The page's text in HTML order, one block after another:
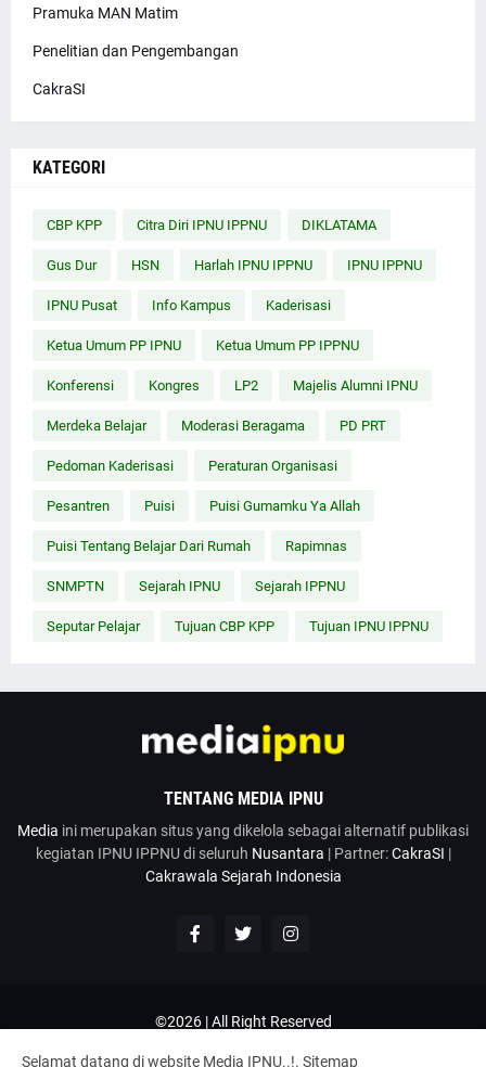
Pramuka MAN Matim
Penelitian dan Pengembangan
CakraSI
KATEGORI
CBP KPP Citra Diri IPNU IPPNU DIKLATAMA
Gus Dur HSN Harlah IPNU IPPNU IPNU IPPNU
IPNU Pusat Info Kampus Kaderisasi
Ketua Umum PP IPNU Ketua Umum PP IPPNU
Konferensi Kongres LP2 Majelis Alumni IPNU
Merdeka Belajar Moderasi Beragama PD PRT
Pedoman Kaderisasi Peraturan Organisasi
Pesantren Puisi Puisi Gumamku Ya Allah
Puisi Tentang Belajar Dari Rumah Rapimnas
SNMPTN Sejarah IPNU Sejarah IPPNU
Seputar Pelajar Tujuan CBP KPP Tujuan IPNU IPPNU
TENTANG MEDIA IPNU
Media ini merupakan situs yang dikelola sebagai alternatif publikasi
kegiatan IPNU IPPNU di seluruh Nusantara | Partner:CakraSI |
Cakrawala Sejarah Indonesia
©2026 | All Right Reserved
Google News Penulis Hubungi Kami Kirim Artikel
Selamat datang di website Media IPNU..!. Sitemap